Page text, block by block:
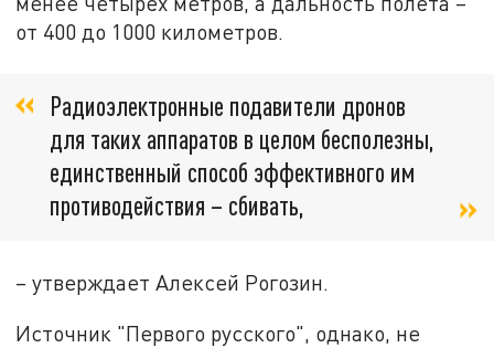
от 400 до 1000 километров.
Радиоэлектронные подавители дронов
для таких аппаратов в целом бесполезны,
единственный способ эффективного им
противодействия – сбивать,
– утверждает Алексей Рогозин.
Источник "Первого русского", однако, не